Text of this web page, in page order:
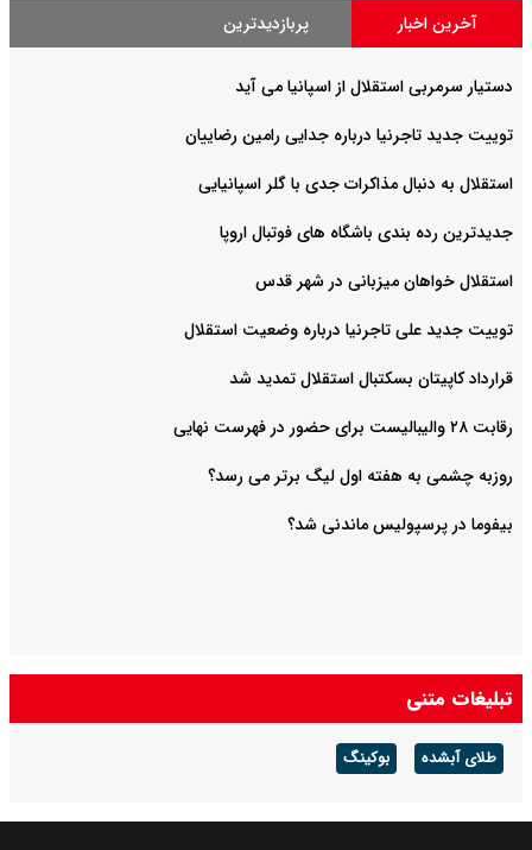
آخرین اخبار پربازدیدترین
دستیار سرمربی استقلال از اسپانیا می آید
توییت جدید تاجرنیا درباره جدایی رامین رضاییان
استقلال به دنبال مذاکرات جدی با گلر اسپانیایی
جدیدترین رده بندی باشگاه های فوتبال اروپا
استقلال خواهان میزبانی در شهر قدس
توییت جدید علی تاجرنیا درباره وضعیت استقلال
قرارداد کاپیتان بسکتبال استقلال تمدید شد
رقابت ۲۸ والیبالیست برای حضور در فهرست نهایی
روزبه چشمی به هفته اول لیگ برتر می رسد؟
بیفوما در پرسپولیس ماندنی شد؟
تبلیغات متنی
طلای آبشده بوکینگ